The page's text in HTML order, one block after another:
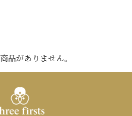
品がありません。